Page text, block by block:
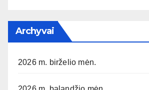
Archyvai
2026 m. birželio mėn.